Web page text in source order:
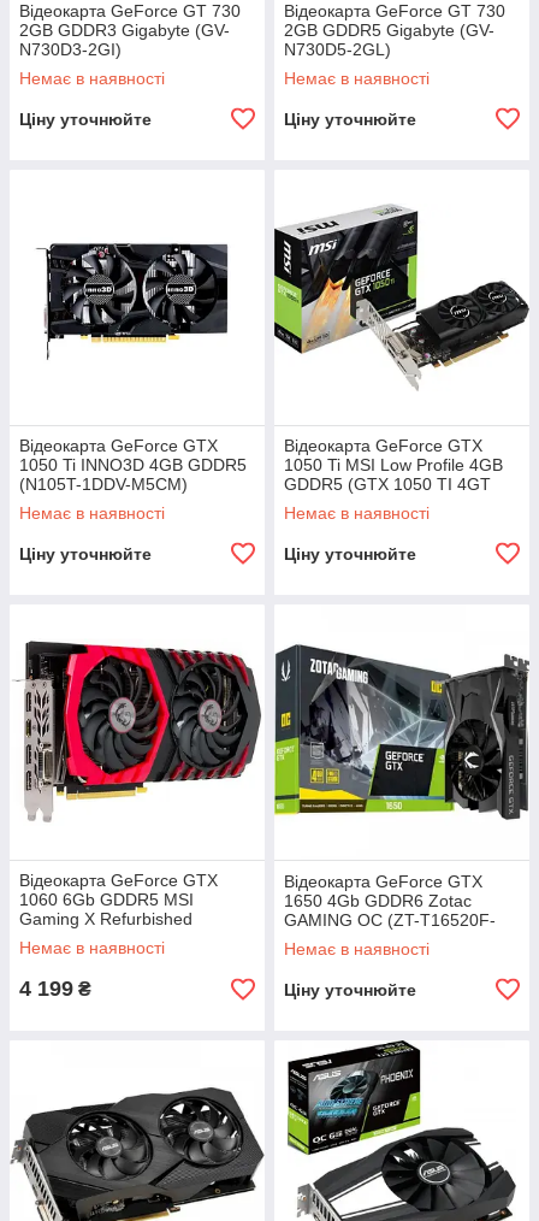
Відеокарта GeForce GT 730
2GB GDDR3 Gigabyte (GV-
N730D3-2GI)
Немає в наявності
Ціну уточнюйте
Відеокарта GeForce GT 730
2GB GDDR5 Gigabyte (GV-
N730D5-2GL)
Немає в наявності
Ціну уточнюйте
Відеокарта GeForce GTX
1050 Ti INNO3D 4GB GDDR5
(N105T-1DDV-M5CM)
Refurbished
Немає в наявності
Ціну уточнюйте
Відеокарта GeForce GTX
1050 Ti MSI Low Profile 4GB
GDDR5 (GTX 1050 TI 4GT
LP)
Немає в наявності
Ціну уточнюйте
Відеокарта GeForce GTX
1060 6Gb GDDR5 MSI
Gaming X Refurbished
Немає в наявності
4 199 ₴
Відеокарта GeForce GTX
1650 4Gb GDDR6 Zotac
GAMING OC (ZT-T16520F-
10L)
Немає в наявності
Ціну уточнюйте